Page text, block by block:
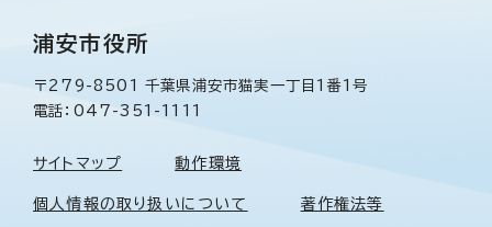
浦安市役所
〒279-8501 千葉県浦安市猫実一丁目1番1号
電話：047-351-1111
サイトマップ 動作環境
個人情報の取り扱いについて 著作権法等